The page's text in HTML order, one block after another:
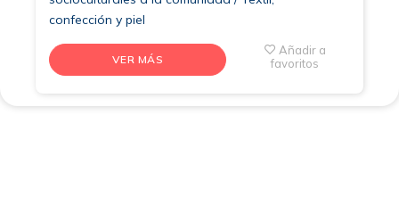
confección y piel
VER MÁS
Añadir a
favoritos